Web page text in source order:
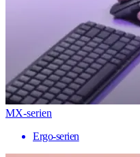
MX-serien
Ergo-serien